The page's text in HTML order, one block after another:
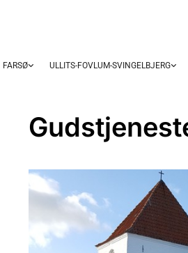
FARSØ ULLITS-FOVLUM-SVINGELBJERG